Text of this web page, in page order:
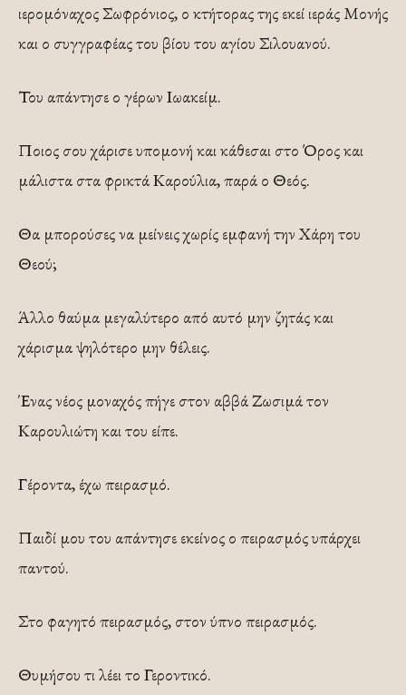
ιερομόναχος Σωφρόνιος, ο κτήτορας της εκεί ιεράς Μονής
και ο συγγραφέας του βίου του αγίου Σιλουανού.
Του απάντησε ο γέρων Ιωακείμ.
Ποιος σου χάρισε υπομονή και κάθεσαι στο Όρος και
μάλιστα στα φρικτά Καρούλια, παρά ο Θεός.
Θα μπορούσες να μείνεις χωρίς εμφανή την Χάρη του
Θεού;
Άλλο θαύμα μεγαλύτερο από αυτό μην ζητάς και
χάρισμα ψηλότερο μην θέλεις.
Ένας νέος μοναχός πήγε στον αββά Ζωσιμά τον
Καρουλιώτη και του είπε.
Γέροντα, έχω πειρασμό.
Παιδί μου του απάντησε εκείνος ο πειρασμός υπάρχει
παντού.
Στο φαγητό πειρασμός, στον ύπνο πειρασμός.
Θυμήσου τι λέει το Γεροντικό.